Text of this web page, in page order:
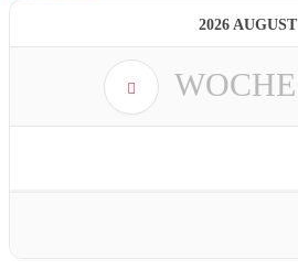
2026 AUGUST
WOCHE